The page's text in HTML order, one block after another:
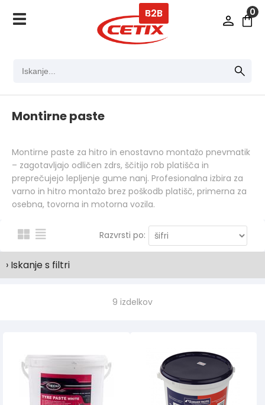
0
B2B
Montirne paste
Montirne paste za hitro in enostavno montažo pnevmatik
– zagotavljajo odličen zdrs, ščitijo rob platišča in
preprečujejo lepljenje gume nanj. Profesionalna izbira za
varno in hitro montažo brez poškodb platišč, primerna za
osebna, tovorna in motorna vozila.
Razvrsti po:
› Iskanje s filtri
9 izdelkov